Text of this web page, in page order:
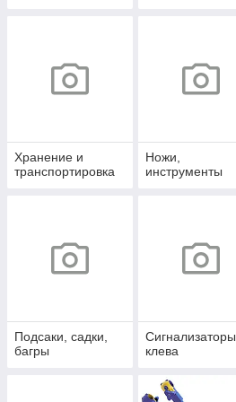
Хранение и
транспортировка
Ножи,
инструменты
Подсаки, садки,
багры
Сигнализаторы
клева